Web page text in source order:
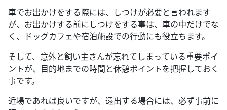
車でお出かけをする際には、しつけが必要と言われます
が、お出かけする前にしつけをする事は、車の中だけでな
く、ドッグカフェや宿泊施設での行動にも役立ちます。
そして、意外と飼い主さんが忘れてしまっている重要ポイ
ントが、目的地までの時間と休憩ポイントを把握しておく
事です。
近場であれば良いですが、遠出する場合には、必ず事前に